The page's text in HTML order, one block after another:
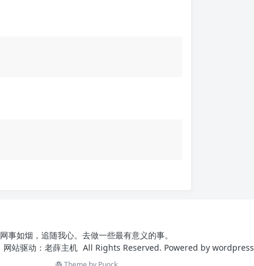
网事如烟，追随我心。去做一些最有意义的事。
网站驱动： 老薛主机 All Rights Reserved. Powered by wordpress